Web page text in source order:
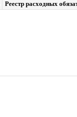
Реестр расходных